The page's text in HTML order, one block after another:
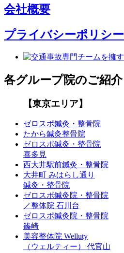
会社概要
プライバシーポリシー
各グループ院のご紹介
【東京エリア】
ゼロスポ鍼灸・整骨院
たから鍼灸整骨院
ゼロスポ鍼灸・整骨院
喜多見
西大井駅前鍼灸・整骨院
大井町 みはらし通り
鍼灸・整骨院
ゼロスポ鍼灸院・整骨院
／整体院 石川台
ゼロスポ鍼灸院・整骨院
篠崎
美容整体院 Welluty
（ウェルティー） 代官山